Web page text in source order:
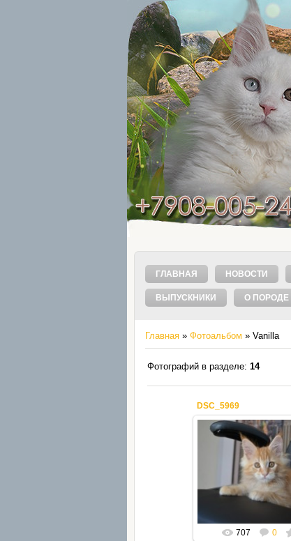
ГЛАВНАЯ НОВОСТИ
ВЫПУСКНИКИ О ПОРОДЕ
Главная » Фотоальбом » Vanilla
Фотографий в разделе: 14
DSC_5969
08.04.2019
Mila2409
707 0